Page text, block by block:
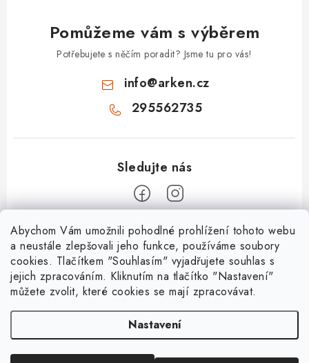
Abychom Vám umožnili pohodlné prohlížení tohoto webu
a neustále zlepšovali jeho funkce, používáme soubory
cookies. Tlačítkem "Souhlasím" vyjadřujete souhlas s
jejich zpracováním. Kliknutím na tlačítko "Nastavení"
můžete zvolit, které cookies se mají zpracovávat.
Nastavení
Pomůžeme vám s výběrem
Potřebujete s něčím poradit? Jsme tu pro vás!
info@arken.cz
295562735
O Arken
O nás
Mapa servisů
Vše o nákupu
Doprava a platba
Platební metody